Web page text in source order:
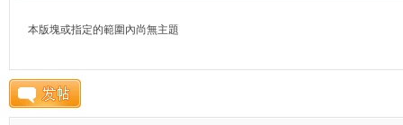
本版塊或指定的範圍內尚無主題